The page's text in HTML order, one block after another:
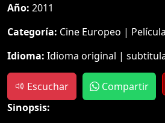
Año: 2011
Categoría: Cine Europeo |
Idioma: Idioma original |
Escuchar Compartir
Sinopsis: